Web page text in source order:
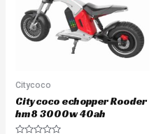
Citycoco
Citycoco echopper Rooder
hm8 3000w 40ah